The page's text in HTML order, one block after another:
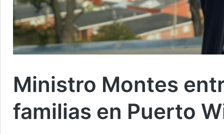
Ministro Montes
familias en Puerto